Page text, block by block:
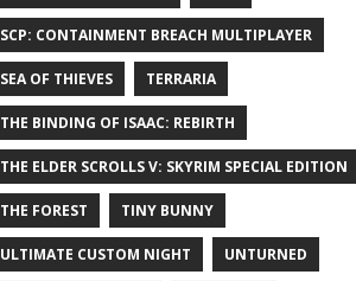
SCP: CONTAINMENT BREACH MULTIPLAYER
SEA OF THIEVES TERRARIA
THE BINDING OF ISAAC: REBIRTH
THE ELDER SCROLLS V: SKYRIM SPECIAL EDITION
THE FOREST TINY BUNNY
ULTIMATE CUSTOM NIGHT UNTURNED